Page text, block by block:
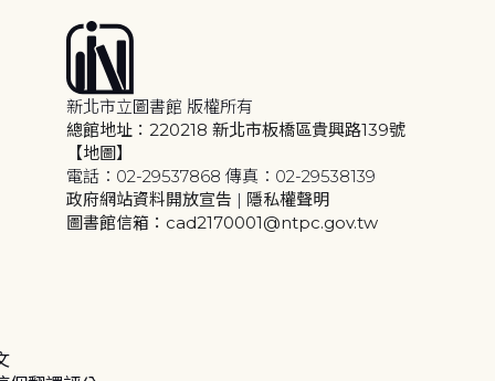
新北市立圖書館 版權所有
總館地址：220218 新北市板橋區貴興路139號
【地圖】
電話：02-29537868 傳真：02-29538139
政府網站資料開放宣告 | 隱私權聲明
圖書館信箱：cad2170001@ntpc.gov.tw